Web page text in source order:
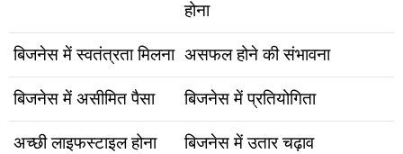
होना
बिजनेस में स्वतंत्रता मिलना असफल होने की संभावना
बिजनेस में असीमित पैसा बिजनेस में प्रतियोगिता
अच्छी लाइफस्टाइल होना बिजनेस में उतार चढ़ाव